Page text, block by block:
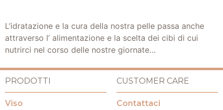
L’idratazione e la cura della nostra pelle passa anche
attraverso l’ alimentazione e la scelta dei cibi di cui
nutrirci nel corso delle nostre giornate…
PRODOTTI
Viso
CUSTOMER CARE
Contattaci